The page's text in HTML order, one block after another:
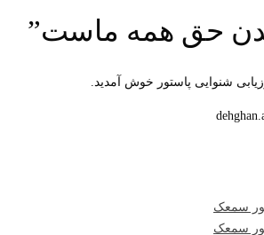
حق همه ماست”
شنوایی پاستور خوش آمدید.